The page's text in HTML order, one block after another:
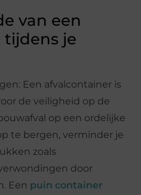
van een
je
Een afvalcontainer is
de veiligheid op de
op een ordelijke
te bergen, verminder je
zoals
door
Een puin container